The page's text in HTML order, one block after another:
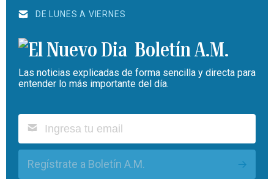
DE LUNES A VIERNES
Boletín A.M.
Las noticias explicadas de forma sencilla y directa para
entender lo más importante del día.
Regístrate a Boletín A.M.